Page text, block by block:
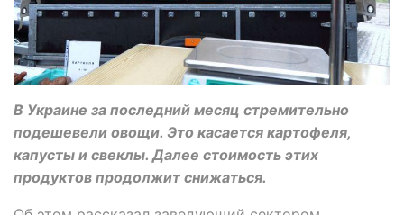
В Украине за последний месяц стремительно
подешевели овощи. Это касается картофеля,
капусты и свеклы. Далее стоимость этих
продуктов продолжит снижаться.